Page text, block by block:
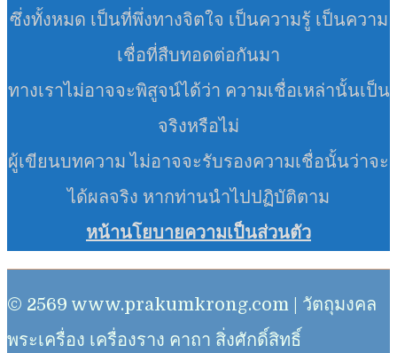
ซึ่งทั้งหมด เป็นที่พึ่งทางจิตใจ เป็นความรู้ เป็นความ
เชื่อที่สืบทอดต่อกันมา
ทางเราไม่อาจจะพิสูจน์ได้ว่า ความเชื่อเหล่านั้นเป็น
จริงหรือไม่
ผู้เขียนบทความ ไม่อาจจะรับรองความเชื่อนั้นว่าจะ
ได้ผลจริง หากท่านนำไปปฏิบัติตาม
หน้านโยบายความเป็นส่วนตัว
© 2569 www.prakumkrong.com | วัตถุมงคล
พระเครื่อง เครื่องราง คาถา สิ่งศักดิ์สิทธิ์